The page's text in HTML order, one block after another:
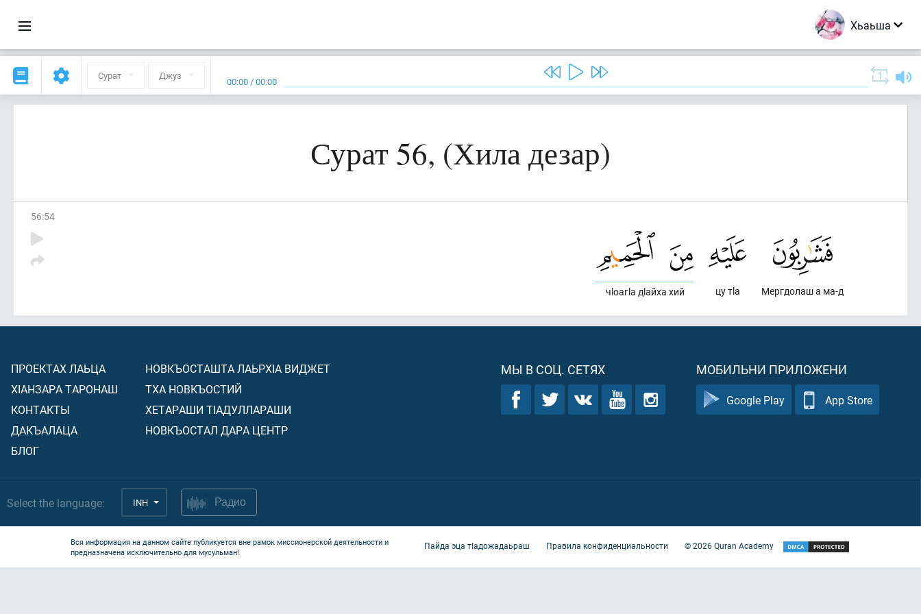
Хьаьша
Сурат Джуз 00:00 /00:00
Сурат 56, (Хила дезар)
56:54
Мергдолаш а ма-д
цу тlа
чlоагlа дlайха хий
ПРОЕКТАХ ЛАЬЦА
ХIАНЗАРА ТАРОНАШ
КОНТАКТЫ
ДАКЪАЛАЦА
БЛОГ
НОВКЪОСТАШТА ЛАЬРХIА ВИДЖЕТ
ТХА НОВКЪОСТИЙ
ХЕТАРАШИ ТIАДУЛЛАРАШИ
НОВКЪОСТАЛ ДАРА ЦЕНТР
МЫ В СОЦ. СЕТЯХ МОБИЛЬНИ ПРИЛОЖЕНИ
Google Play App Store
Select the language: INH Радио
Вся информация на данном сайте публикуется вне рамок миссионерской деятельности и
предназначена исключительно для мусульман!
Пайда эца тIадожадаьраш Правила конфиденциальности ©2026Quran Academy